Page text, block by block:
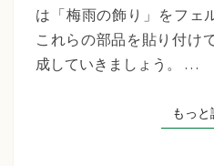
は「梅雨の飾り」をフェ
これらの部品を貼り付け
成していきましょう。 …
もっ